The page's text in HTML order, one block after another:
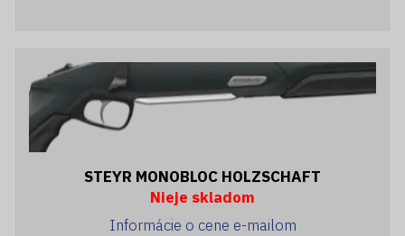
STEYR MONOBLOC HOLZSCHAFT
Nieje skladom
Informácie o cene e-mailom